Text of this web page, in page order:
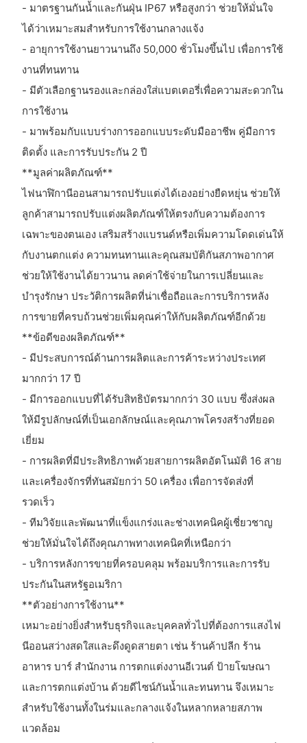
- มาตรฐานกันน้ำและกันฝุ่น IP67 หรือสูงกว่า ช่วยให้มั่นใจ
ได้ว่าเหมาะสมสำหรับการใช้งานกลางแจ้ง
- อายุการใช้งานยาวนานถึง 50,000 ชั่วโมงขึ้นไป เพื่อการใช้
งานที่ทนทาน
- มีตัวเลือกฐานรองและกล่องใส่แบตเตอรี่เพื่อความสะดวกใน
การใช้งาน
- มาพร้อมกับแบบร่างการออกแบบระดับมืออาชีพ คู่มือการ
ติดตั้ง และการรับประกัน 2 ปี
**มูลค่าผลิตภัณฑ์**
ไฟนาฬิกานีออนสามารถปรับแต่งได้เองอย่างยืดหยุ่น ช่วยให้
ลูกค้าสามารถปรับแต่งผลิตภัณฑ์ให้ตรงกับความต้องการ
เฉพาะของตนเอง เสริมสร้างแบรนด์หรือเพิ่มความโดดเด่นให้
กับงานตกแต่ง ความทนทานและคุณสมบัติกันสภาพอากาศ
ช่วยให้ใช้งานได้ยาวนาน ลดค่าใช้จ่ายในการเปลี่ยนและ
บำรุงรักษา ประวัติการผลิตที่น่าเชื่อถือและการบริการหลัง
การขายที่ครบถ้วนช่วยเพิ่มคุณค่าให้กับผลิตภัณฑ์อีกด้วย
**ข้อดีของผลิตภัณฑ์**
- มีประสบการณ์ด้านการผลิตและการค้าระหว่างประเทศ
มากกว่า 17 ปี
- มีการออกแบบที่ได้รับสิทธิบัตรมากกว่า 30 แบบ ซึ่งส่งผล
ให้มีรูปลักษณ์ที่เป็นเอกลักษณ์และคุณภาพโครงสร้างที่ยอด
เยี่ยม
- การผลิตที่มีประสิทธิภาพด้วยสายการผลิตอัตโนมัติ 16 สาย
และเครื่องจักรที่ทันสมัยกว่า 50 เครื่อง เพื่อการจัดส่งที่
รวดเร็ว
- ทีมวิจัยและพัฒนาที่แข็งแกร่งและช่างเทคนิคผู้เชี่ยวชาญ
ช่วยให้มั่นใจได้ถึงคุณภาพทางเทคนิคที่เหนือกว่า
- บริการหลังการขายที่ครอบคลุม พร้อมบริการและการรับ
ประกันในสหรัฐอเมริกา
**ตัวอย่างการใช้งาน**
เหมาะอย่างยิ่งสำหรับธุรกิจและบุคคลทั่วไปที่ต้องการแสงไฟ
นีออนสว่างสดใสและดึงดูดสายตา เช่น ร้านค้าปลีก ร้าน
อาหาร บาร์ สำนักงาน การตกแต่งงานอีเวนต์ ป้ายโฆษณา
และการตกแต่งบ้าน ด้วยดีไซน์กันน้ำและทนทาน จึงเหมาะ
สำหรับใช้งานทั้งในร่มและกลางแจ้งในหลากหลายสภาพ
แวดล้อม